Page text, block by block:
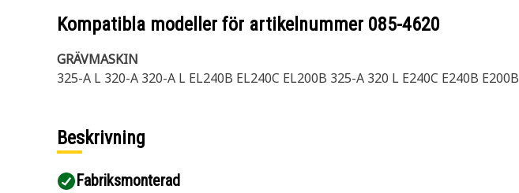
Kompatibla modeller för artikelnummer 085-4620
GRÄVMASKIN
325-A L 320-A 320-A L EL240B EL240C EL200B 325-A 320 L E240C E240B E200B
Beskrivning
Fabriksmonterad